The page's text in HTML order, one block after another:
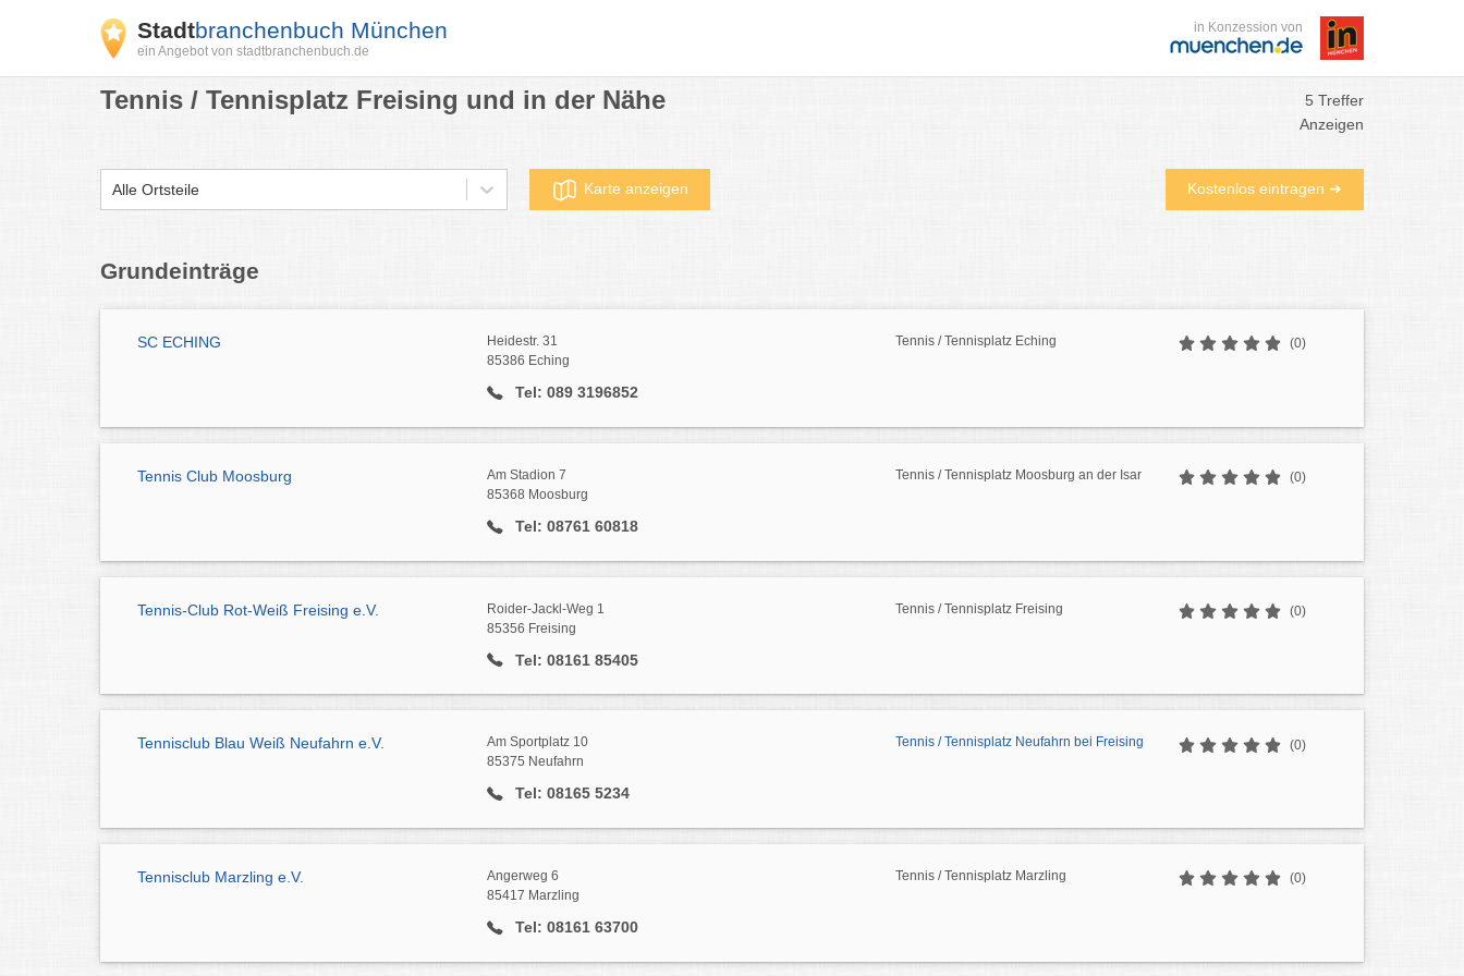
Stadtbranchenbuch München
ein Angebot von stadtbranchenbuch.de
in Konzession von
Tennis / Tennisplatz Freising und in der Nähe
5 Treffer
Anzeigen
Alle Ortsteile Karte anzeigen Kostenlos eintragen ➜
Grundeinträge
SC ECHING
Heidestr. 31
85386 Eching
Tel: 089 3196852
Tennis / Tennisplatz Eching (0)
Tennis Club Moosburg
Am Stadion 7
85368 Moosburg
Tel: 08761 60818
Tennis / Tennisplatz Moosburg an der Isar (0)
Tennis-Club Rot-Weiß Freising e.V.
Roider-Jackl-Weg 1
85356 Freising
Tel: 08161 85405
Tennis / Tennisplatz Freising (0)
Tennisclub Blau Weiß Neufahrn e.V.
Am Sportplatz 10
85375 Neufahrn
Tel: 08165 5234
Tennis / Tennisplatz Neufahrn bei Freising (0)
Tennisclub Marzling e.V.
Angerweg 6
85417 Marzling
Tel: 08161 63700
Tennis / Tennisplatz Marzling (0)